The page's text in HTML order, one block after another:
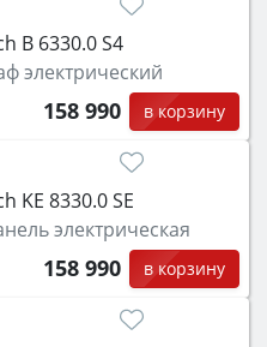
B 6330.0 S4
электрический
158 990 в корзину
KE 8330.0 SE
электрическая
158 990 в корзину